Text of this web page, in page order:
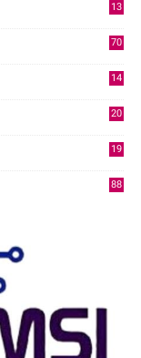
13
70
14
20
19
88